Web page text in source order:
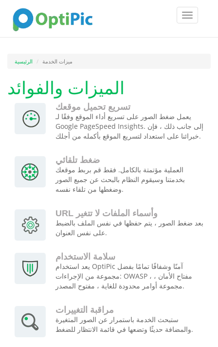
Toggle
الرئيسية ميزات الخدمة
الميزات والفوائد
تسريع تحميل موقعك
يعمل ضغط الصور على تسريع أداء الموقع وفقًا لـ
Google PageSpeed Insights. إلى جانب ذلك ، فإن
خبرائنا على استعداد لتسريع الموقع بأكمله من أجلك.
ضغط تلقائي
العملية مؤتمتة بالكامل. فقط قم بربط موقعك
بخدمتنا وسيقوم النظام بالبحث عن جميع الصور
وضغطها من تلقاء نفسه.
URL وأسماء الملفات لا تتغير
بعد ضغط الصور ، يتم حفظها في نفس الملف بالضبط
على نفس العنوان.
سلامة الاستخدام
يعد استخدام OptiPic آمنًا وشفافًا تمامًا بفضل
مجموعة من الإجراءات: OWASP ، مفتاح الأمان ،
مجموعة أوامر محدودة للغاية ، مفتوح المصدر.
مراقبة التغييرات
ستبحث الخدمة باستمرار عن الصور المتغيرة
والمضافة حديثًا وتضعها في قائمة الانتظار للضغط.